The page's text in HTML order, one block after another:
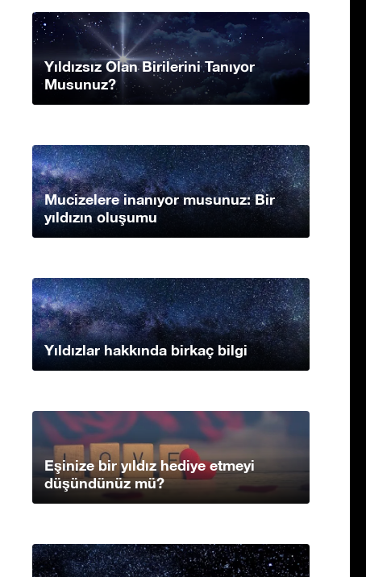
Yıldızsız Olan Birilerini Tanıyor
Musunuz?
Mucizelere inanıyor musunuz: Bir
yıldızın oluşumu
Yıldızlar hakkında birkaç bilgi
Eşinize bir yıldız hediye etmeyi
düşündünüz mü?